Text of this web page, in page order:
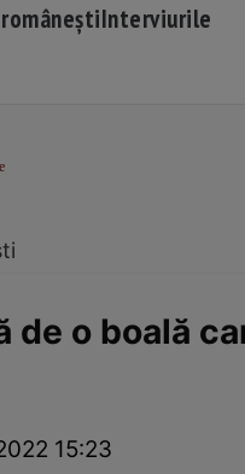
Interviurile
de o boală
15:23